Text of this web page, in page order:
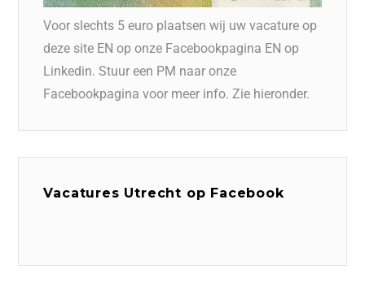
Voor slechts 5 euro plaatsen wij uw vacature op
deze site EN op onze Facebookpagina EN op
Linkedin. Stuur een PM naar onze
Facebookpagina voor meer info. Zie hieronder.
Vacatures Utrecht op Facebook